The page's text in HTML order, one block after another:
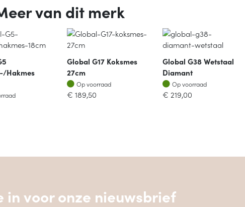
van dit merk
hakmes
Global G17 Koksmes
27cm
Op voorraad
Op voorraad
€ 189,50
Global G38 Wetstaal
Diamant
Op voorraad
Op voorraad
€ 219,00
in voor onze nieuwsbrief